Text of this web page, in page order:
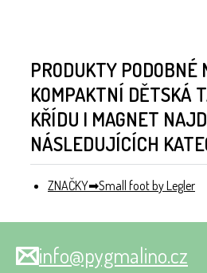
PRODUKTY PODOBNÉ
KOMPAKTNÍ DĚTSKÁ
KŘÍDU I MAGNET
NÁSLEDUJÍCÍCH
ZNAČKY Small foot by Legler
info@pygmalino.cz